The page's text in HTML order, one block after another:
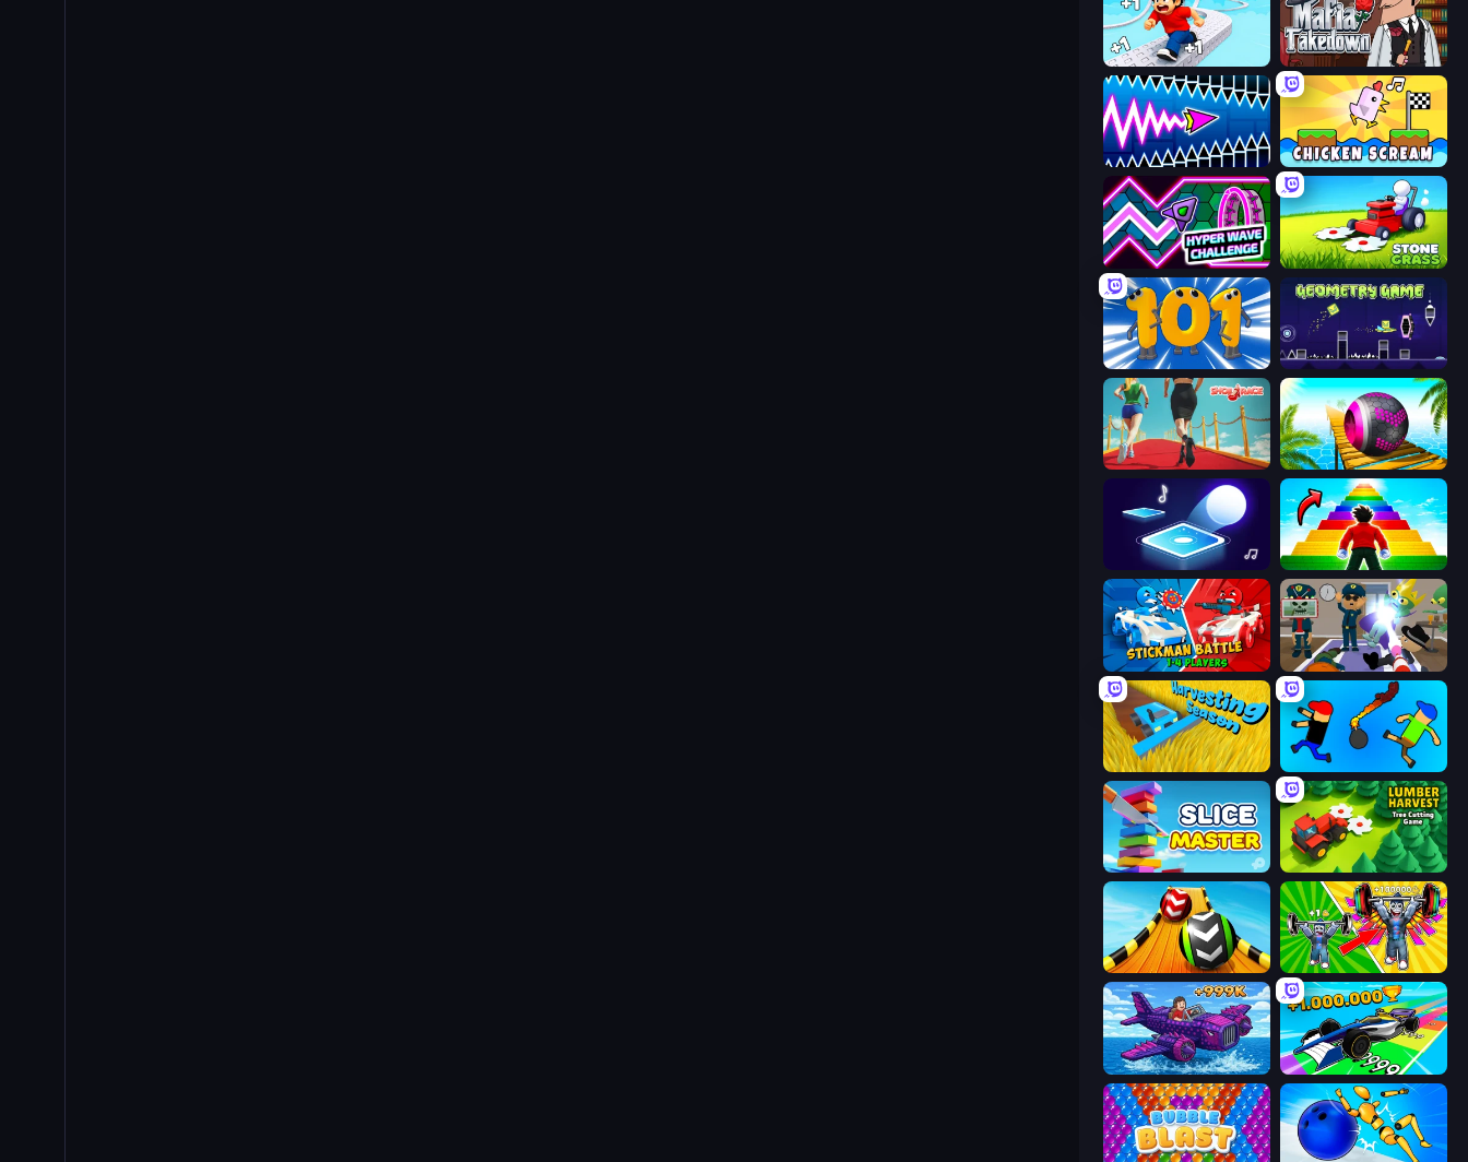
Speed per Click: Obby Mafia Takedown
Wave Dash: Geometry Arrow Chicken Scream
Hyper Wave Challenge Stone Grass: Mowing Simulator
Numbers Arena Geometry Game
Shoe Race Rolling Balls Sea Race
Tile Jumper 3D Obby Highest Jump Ever
Stickman battle 1-4 Players Find The Alien
Harvesting Season Mini-Caps: Bombs
Slice Master Lumber Harvest: Tree Cutting Game
Sky Balls 3D Obby: Gym Simulator, Escape
Obby Plane Power Challenge: Fly Obby Car Challenge: Drive